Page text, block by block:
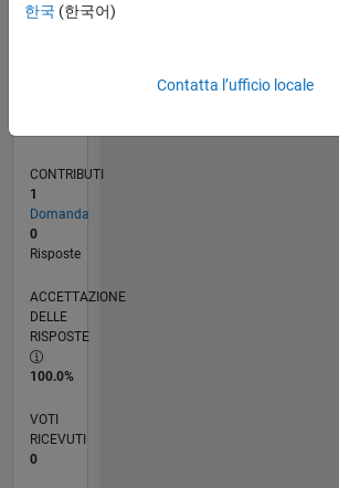
RANK
CONTRIBUTI
1
Domanda
0
Risposte
ACCETTAZIONE
DELLE
RISPOSTE
100.0%
VOTI
RICEVUTI
0
한국 (한국어)
Contatta l’ufficio locale